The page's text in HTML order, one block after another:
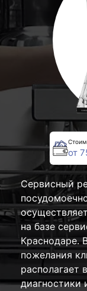
от
Сервисный
на базе
Краснодаре.
пожелания
располагает
диагностики